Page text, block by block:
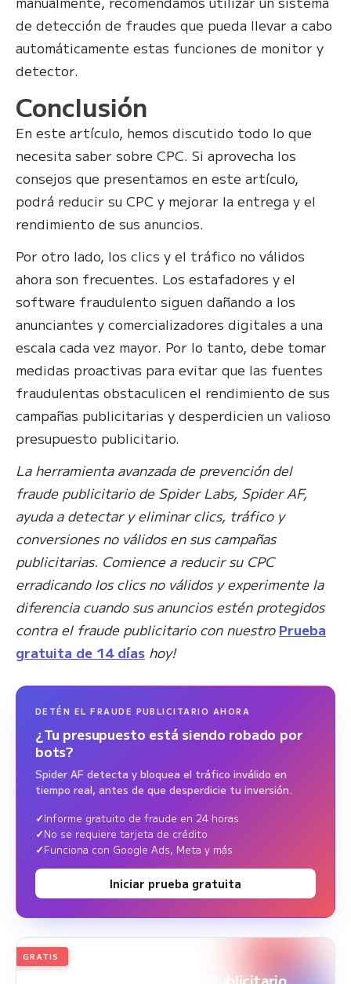
de detección de fraudes que pueda llevar a cabo
automáticamente estas funciones de monitor y
detector.
Conclusión
En este artículo, hemos discutido todo lo que
necesita saber sobre CPC. Si aprovecha los
consejos que presentamos en este artículo,
podrá reducir su CPC y mejorar la entrega y el
rendimiento de sus anuncios.
Por otro lado, los clics y el tráfico no válidos
ahora son frecuentes. Los estafadores y el
software fraudulento siguen dañando a los
anunciantes y comercializadores digitales a una
escala cada vez mayor. Por lo tanto, debe tomar
medidas proactivas para evitar que las fuentes
fraudulentas obstaculicen el rendimiento de sus
campañas publicitarias y desperdicien un valioso
presupuesto publicitario.
La herramienta avanzada de prevención del
fraude publicitario de Spider Labs, Spider AF,
ayuda a detectar y eliminar clics, tráfico y
conversiones no válidos en sus campañas
publicitarias. Comience a reducir su CPC
erradicando los clics no válidos y experimente la
diferencia cuando sus anuncios estén protegidos
contra el fraude publicitario con nuestro Prueba
gratuita de 14 días hoy!
DETÉN EL FRAUDE PUBLICITARIO AHORA
¿Tu presupuesto está siendo robado por
bots?
Spider AF detecta y bloquea el tráfico inválido en
tiempo real, antes de que desperdicie tu inversión.
Informe gratuito de fraude en 24 horas
No se requiere tarjeta de crédito
Funciona con Google Ads, Meta y más
Iniciar prueba gratuita
2026
GRATIS